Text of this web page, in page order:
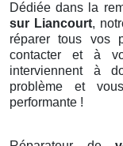
Dédiée dans la
sur Liancourt,
réparer tous vos
contacter et à
interviennent à
problème et
performante !